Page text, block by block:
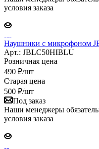
условия заказа
Наушники с микрофоном
Арт.: JBLC50HIBLU
Розничная цена
490 ₽/шт
Старая цена
500 ₽/шт
Под заказ
Наши менеджеры
условия заказа